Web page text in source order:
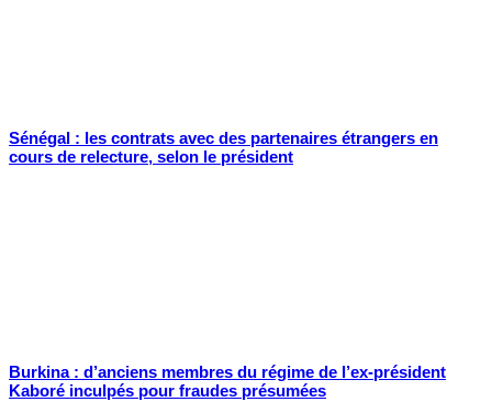
Sénégal : les contrats avec des partenaires étrangers en
cours de relecture, selon le président
Burkina : d’anciens membres du régime de l’ex-président
Kaboré inculpés pour fraudes présumées